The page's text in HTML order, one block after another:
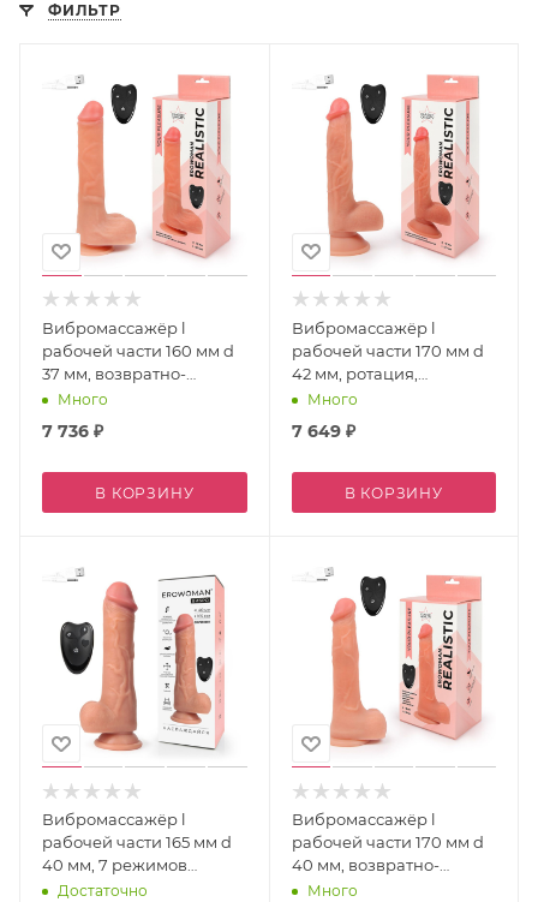
ФИЛЬТР
Вибромассажёр l
рабочей части 160 мм d
37 мм, возвратно-
поступательный арт. er-
Много
7 736 ₽
В КОРЗИНУ
Вибромассажёр l
рабочей части 170 мм d
42 мм, ротация,
возвратно-
30072
Много
7 649₽
В КОРЗИНУ
Вибромассажёр l
рабочей части 165 мм d
40 мм, 7 режимов
возвратно-
Достаточно
Вибромассажёр l
рабочей части 170 мм d
40 мм, возвратно-
поступательный,
Много